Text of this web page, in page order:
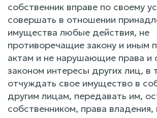
собственник вправе по своему
совершать в отношении
имущества любые действия, не
противоречащие закону и иным
актам и не нарушающие права и
законом интересы других лиц, в
отчуждать свое имущество в
другим лицам, передавать им,
собственником, права владения,